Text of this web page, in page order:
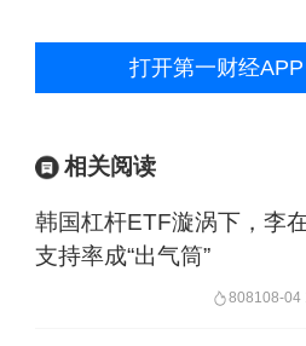
履职的安全环境，避
次发生。
打开第一财经
相关阅读
韩国杠杆ETF漩涡下，李
支持率成“出气筒”
808108-04